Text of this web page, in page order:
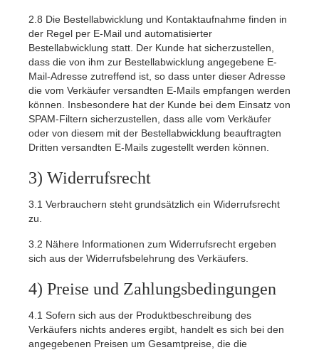
2.8 Die Bestellabwicklung und Kontaktaufnahme finden in
der Regel per E-Mail und automatisierter
Bestellabwicklung statt. Der Kunde hat sicherzustellen,
dass die von ihm zur Bestellabwicklung angegebene E-
Mail-Adresse zutreffend ist, so dass unter dieser Adresse
die vom Verkäufer versandten E-Mails empfangen werden
können. Insbesondere hat der Kunde bei dem Einsatz von
SPAM-Filtern sicherzustellen, dass alle vom Verkäufer
oder von diesem mit der Bestellabwicklung beauftragten
Dritten versandten E-Mails zugestellt werden können.
3) Widerrufsrecht
3.1 Verbrauchern steht grundsätzlich ein Widerrufsrecht
zu.
3.2 Nähere Informationen zum Widerrufsrecht ergeben
sich aus der Widerrufsbelehrung des Verkäufers.
4) Preise und Zahlungsbedingungen
4.1 Sofern sich aus der Produktbeschreibung des
Verkäufers nichts anderes ergibt, handelt es sich bei den
angegebenen Preisen um Gesamtpreise, die die